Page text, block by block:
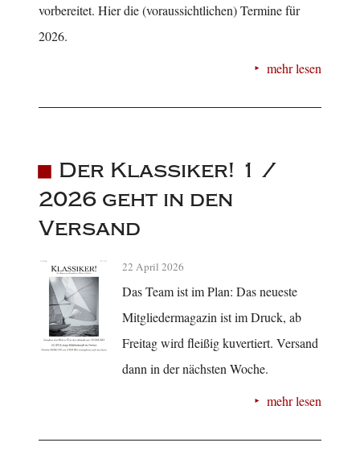
vorbereitet. Hier die (voraussichtlichen) Termine für
2026.
mehr lesen
Der Klassiker! 1 /
2026 geht in den
Versand
22 April 2026
Das Team ist im Plan: Das neueste
Mitgliedermagazin ist im Druck, ab
Freitag wird fleißig kuvertiert. Versand
dann in der nächsten Woche.
mehr lesen